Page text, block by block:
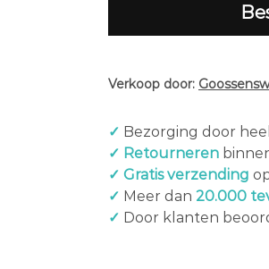
Verkoop door:
✓ Bezorging door heel
✓ Retourneren
✓ Gratis verzending
✓ Meer dan 20.000
✓ Door klanten